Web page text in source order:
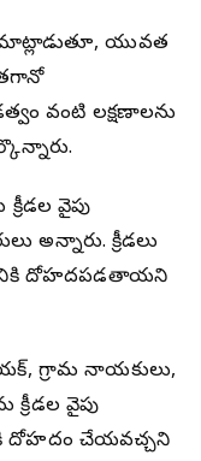
మాట్లాడుతూ, యువత
వంటి లక్షణాలను
వైపు
అన్నారు. క్రీడలు
దోహదపడతాయని
గ్రామ నాయకులు,
వైపు
దోహదం చేయవచ్చని